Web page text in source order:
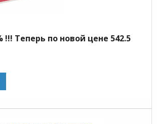
!!! Теперь по новой цене 542.5